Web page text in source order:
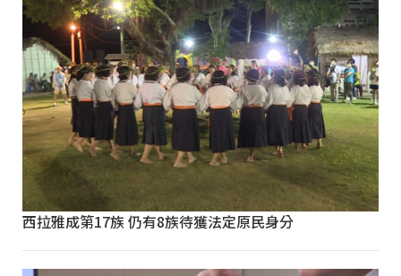
西拉雅成第17族 仍有8族待獲法定原民身分